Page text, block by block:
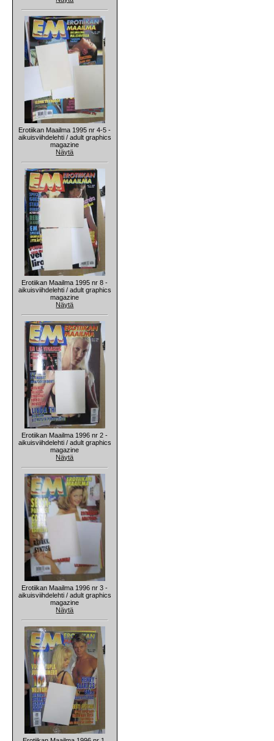
Erotiikan Maailma 1995 nr 4-5 -
aikuisviihdelehti / adult graphics
magazine
Näytä
Erotiikan Maailma 1995 nr 8 -
aikuisviihdelehti / adult graphics
magazine
Näytä
Erotiikan Maailma 1996 nr 2 -
aikuisviihdelehti / adult graphics
magazine
Näytä
Erotiikan Maailma 1996 nr 3 -
aikuisviihdelehti / adult graphics
magazine
Näytä